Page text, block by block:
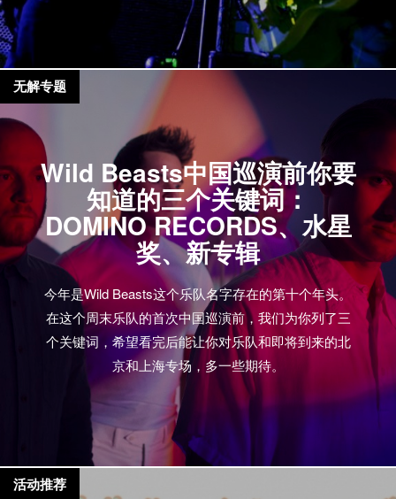
的主角Swans了。 通过不断的发片和巡演，Swans
的“响”已经是众所周知了的。传闻说他们的演出上晕倒
一两个观众并不是太罕见的事，传闻还说当你戴着一
副降噪耳塞的时候，音乐响起，你心里想的只有“为什
么我没有戴一个双层的”。（据说这次主办方会在现场
贴心发放一次性耳塞） 然而Swans并非一支纯粹的噪
音乐队，他们并非通过音量本身去触摸某种极端的状
态，而是通过大音量下的复杂编曲，来构建一个
Michael Gira心中的美学世界，并从生理和心理上，将
你带入其中。 在2月初Swans即将开始的中国巡演之前
（巡演信息点击这里），我一直好奇，那些专辑歌曲
和现场视频背后，究竟台下观众的真实反应是怎么样
的？他们又是怎样描述那个特别声场所构建的全新世
界？ 于是，以下是我们收集和精选的一些全世界音乐
博客和网站对于Swans过去三年里演出的现场回顾的
片段。请原谅由于能力有限，我只能简单拙劣地翻译
了一下。回看原文（以下特意给出了所有的链接），
你会发现，Swans演出后几乎所有作者都像获得了天
启一样，丧失听力的同时，却能写下犹如诗歌般的美
妙文字。 先是镲片打击的声音响起，然后是尖锐扭曲
的贝斯，因为太响以至于你能感觉到自己的眼皮都在
Wild Beasts中国巡演前你要
知道的三个关键词：
DOMINO RECORDS、水星
奖、新专辑
今年是Wild Beasts这个乐队名字存在的第十个年头。
在这个周末乐队的首次中国巡演前，我们为你列了三
个关键词，希望看完后能让你对乐队和即将到来的北
京和上海专场，多一些期待。
无解专题
活动推荐